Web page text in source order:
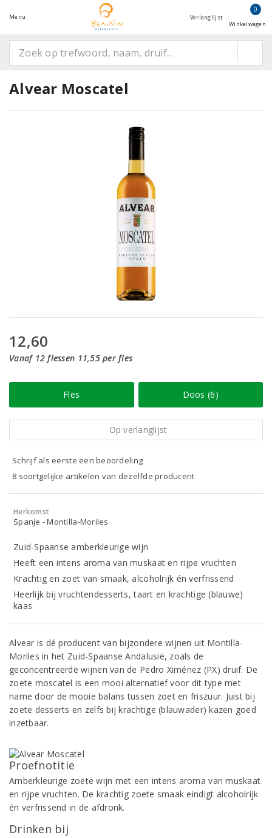
Menu Verlanglijst
0
Winkelwagen
Alvear Moscatel
12,60
Vanaf 12 flessen 11,55 per fles
Fles Doos (6)
Op verlanglijst
Schrijf als eerste een beoordeling
8 soortgelijke artikelen van dezelfde producent
Herkomst
Spanje - Montilla-Moriles
Zuid-Spaanse amberkleurige wijn
Heeft een intens aroma van muskaat en rijpe vruchten
Krachtig en zoet van smaak, alcoholrijk én verfrissend
Heerlijk bij vruchtendesserts, taart en krachtige (blauwe)
kaas
Alvear is dé producent van bijzondere wijnen uit Montilla-
Moriles in het Zuid-Spaanse Andalusië, zoals de
geconcentreerde wijnen van de Pedro Ximénez (PX) druif. De
zoete moscatel is een mooi alternatief voor dit type met
name door de mooie balans tussen zoet en friszuur. Juist bij
zoete desserts en zelfs bij krachtige (blauwader) kazen goed
inzetbaar.
Proefnotitie
Amberkleurige zoete wijn met een intens aroma van muskaat
en rijpe vruchten. De krachtig zoete smaak eindigt alcoholrijk
én verfrissend in de afdronk.
Drinken bij